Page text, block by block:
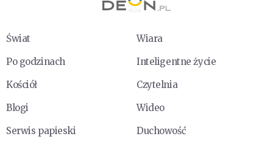
Świat
Wiara
Po godzinach
Inteligentne życie
Kościół
Czytelnia
Blogi
Wideo
Serwis papieski
Duchowość